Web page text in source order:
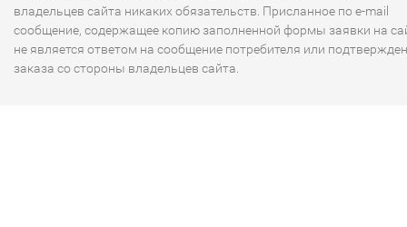
владельцев сайта никаких обязательств. Присланное по e-mail
сообщение, содержащее копию заполненной формы заявки на
не является ответом на сообщение потребителя или
заказа со стороны владельцев сайта.